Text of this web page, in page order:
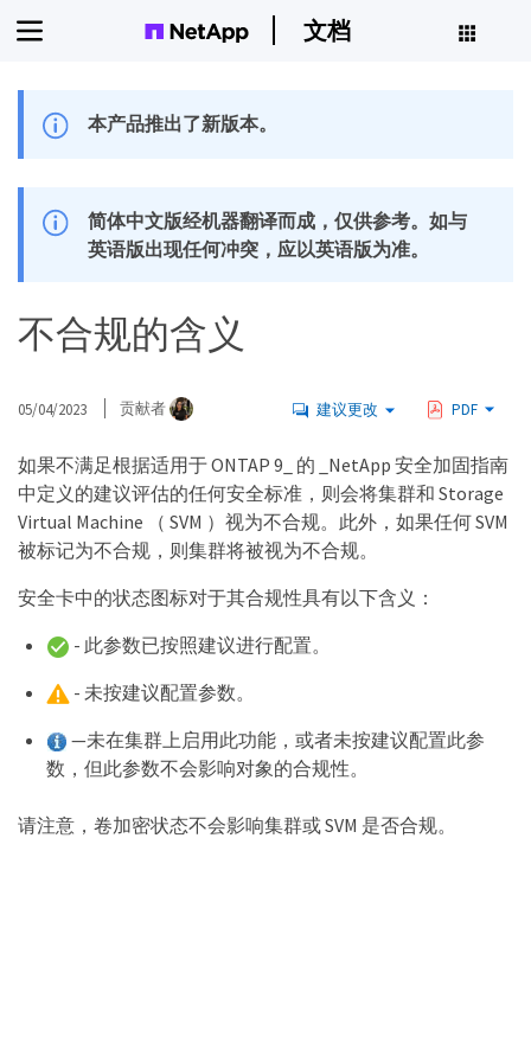
文档
本产品推出了新版本。
简体中文版经机器翻译而成，仅供参考。如与
英语版出现任何冲突，应以英语版为准。
不合规的含义
05/04/2023 贡献者 建议更改 PDF
如果不满足根据适用于 ONTAP 9_ 的 _NetApp 安全加固指南
中定义的建议评估的任何安全标准，则会将集群和 Storage
Virtual Machine （ SVM ）视为不合规。此外，如果任何 SVM
被标记为不合规，则集群将被视为不合规。
安全卡中的状态图标对于其合规性具有以下含义：
- 此参数已按照建议进行配置。
- 未按建议配置参数。
—未在集群上启用此功能，或者未按建议配置此参
数，但此参数不会影响对象的合规性。
请注意，卷加密状态不会影响集群或 SVM 是否合规。